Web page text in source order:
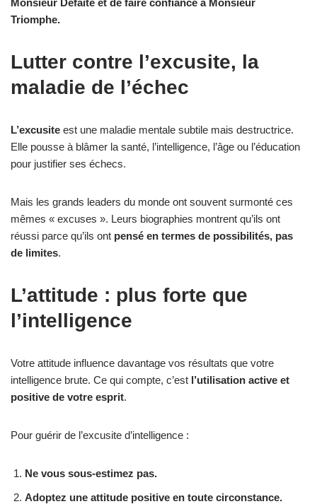
Triomphe.
Lutter contre l’excusite, la
maladie de l’échec
L’excusite est une maladie mentale subtile mais destructrice.
Elle pousse à blâmer la santé, l’intelligence, l’âge ou l’éducation
pour justifier ses échecs.
Mais les grands leaders du monde ont souvent surmonté ces
mêmes « excuses ». Leurs biographies montrent qu’ils ont
réussi parce qu’ils ont pensé en termes de possibilités, pas
de limites.
L’attitude : plus forte que
l’intelligence
Votre attitude influence davantage vos résultats que votre
intelligence brute. Ce qui compte, c’est l’utilisation active et
positive de votre esprit.
Pour guérir de l’excusite d’intelligence :
Ne vous sous-estimez pas.
Adoptez une attitude positive en toute circonstance.